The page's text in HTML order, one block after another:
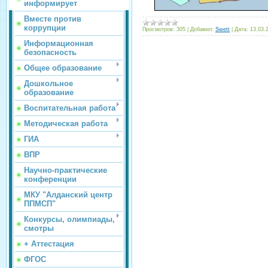
информирует
Вместе против
коррупции
Информационная
безопасность
Общее образование
Дошкольное
образование
Воспитательная работа
Методическая работа
ГИА
ВПР
Научно-практические
конференции
МКУ "Алданский центр
ППМСП"
Конкурсы, олимпиады,
смотры
+ Аттестация
ФГОС
Просмотров: 305 Добавил: Swett Дата: